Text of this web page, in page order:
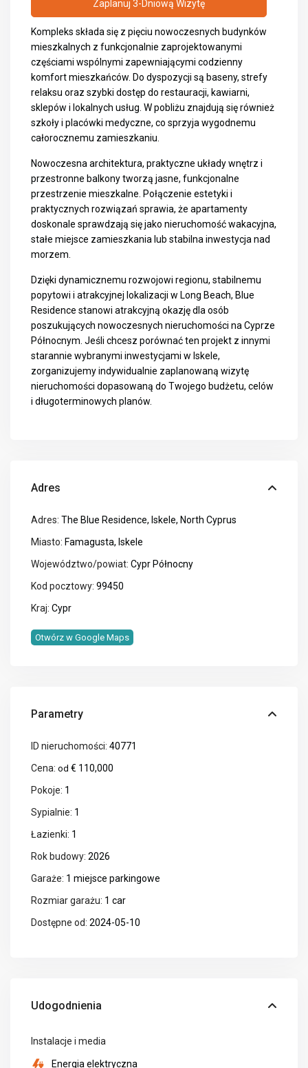
Zaplanuj 3-Dniową Wizytę
Kompleks składa się z pięciu nowoczesnych budynków
mieszkalnych z funkcjonalnie zaprojektowanymi
częściami wspólnymi zapewniającymi codzienny
komfort mieszkańców. Do dyspozycji są baseny, strefy
relaksu oraz szybki dostęp do restauracji, kawiarni,
sklepów i lokalnych usług. W pobliżu znajdują się również
szkoły i placówki medyczne, co sprzyja wygodnemu
całorocznemu zamieszkaniu.
Nowoczesna architektura, praktyczne układy wnętrz i
przestronne balkony tworzą jasne, funkcjonalne
przestrzenie mieszkalne. Połączenie estetyki i
praktycznych rozwiązań sprawia, że apartamenty
doskonale sprawdzają się jako nieruchomość wakacyjna,
stałe miejsce zamieszkania lub stabilna inwestycja nad
morzem.
Dzięki dynamicznemu rozwojowi regionu, stabilnemu
popytowi i atrakcyjnej lokalizacji w Long Beach, Blue
Residence stanowi atrakcyjną okazję dla osób
poszukujących nowoczesnych nieruchomości na Cyprze
Północnym. Jeśli chcesz porównać ten projekt z innymi
starannie wybranymi inwestycjami w Iskele,
zorganizujemy indywidualnie zaplanowaną wizytę
nieruchomości dopasowaną do Twojego budżetu, celów
i długoterminowych planów.
Adres
Adres: The Blue Residence, Iskele, North Cyprus
Miasto: Famagusta, Iskele
Województwo/powiat: Cypr Północny
Kod pocztowy: 99450
Kraj: Cypr
Otwórz w Google Maps
Parametry
ID nieruchomości: 40771
Cena: od € 110,000
Pokoje: 1
Sypialnie: 1
Łazienki: 1
Rok budowy: 2026
Garaże: 1 miejsce parkingowe
Rozmiar garażu: 1 car
Dostępne od: 2024-05-10
Udogodnienia
Instalacje i media
Energia elektryczna